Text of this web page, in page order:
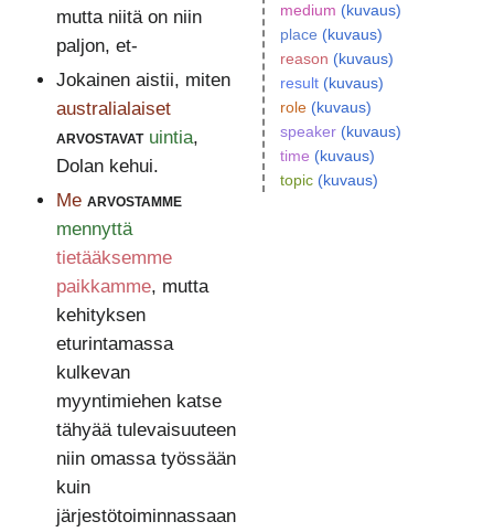
mutta niitä on niin
paljon, et-
Jokainen aistii, miten
australialaiset
arvostavat uintia,
Dolan kehui.
Me arvostamme
mennyttä
tietääksemme
paikkamme, mutta
kehityksen
eturintamassa
kulkevan
myyntimiehen katse
tähyää tulevaisuuteen
niin omassa työssään
kuin
järjestötoiminnassaan
medium (kuvaus)
place (kuvaus)
reason (kuvaus)
result (kuvaus)
role (kuvaus)
speaker (kuvaus)
time (kuvaus)
topic (kuvaus)